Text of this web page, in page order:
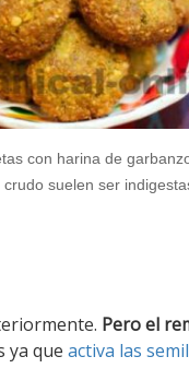
con harina de
suelen ser
Pero el
ya que activa las